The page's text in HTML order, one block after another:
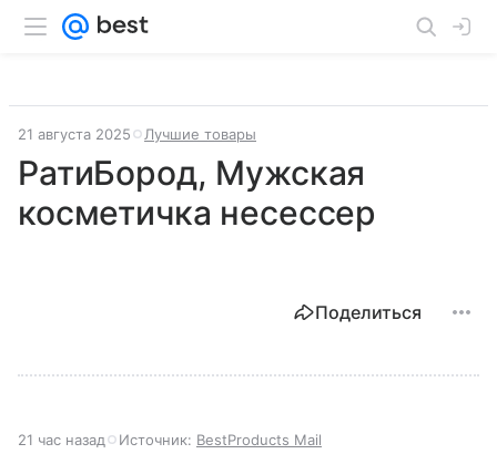
21 августа 2025 Лучшие товары
РатиБород, Мужская
косметичка несессер
Поделиться
21 час назад Источник: BestProducts Mail